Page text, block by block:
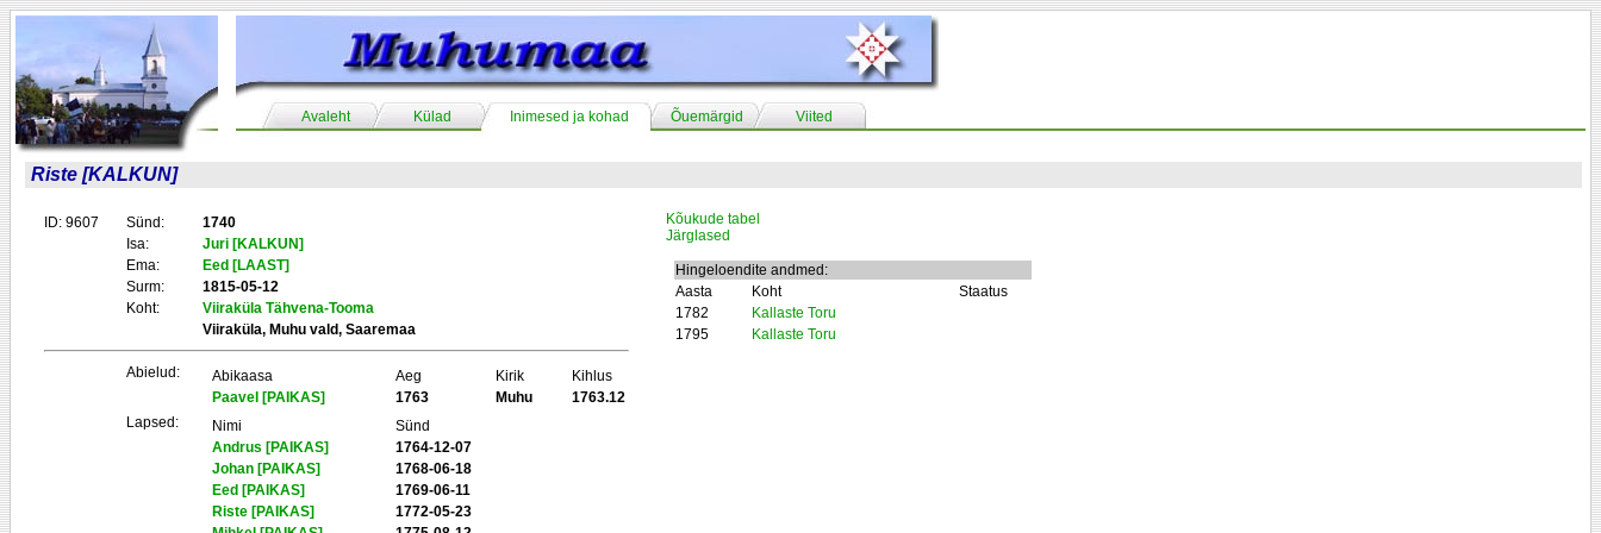
Avaleht Külad Inimesed ja kohad Õuemärgid Viited
Riste [KALKUN]
ID: 9607 Sünd:
1740
Isa:
Juri [KALKUN]
Ema:
Eed [LAAST]
Surm:
1815-05-12
Koht:
Viiraküla Tähvena-Tooma
Viiraküla, Muhu vald, Saaremaa
Abielud: Abikaasa Aeg Kirik
Kihlus
Paavel [PAIKAS]
1763 Muhu
1763.12
Lapsed:
Nimi
Sünd
Andrus [PAIKAS]
1764-12-07
Johan [PAIKAS]
1768-06-18
Eed [PAIKAS]
1769-06-11
Riste [PAIKAS]
1772-05-23
Kõukude tabel
Järglased
Hingeloendite andmed:
Aasta
Koht
Staatus
1782
Kallaste Toru
1795
Kallaste Toru